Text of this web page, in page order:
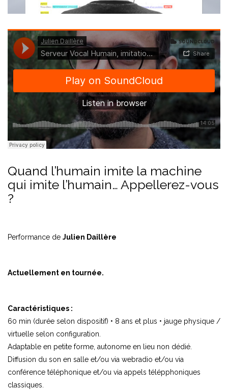
Quand l’humain imite la machine
qui imite l’humain… Appellerez-vous
?
Performance de Julien Daillère
Actuellement en tournée.
Caractéristiques :
60 min (durée selon dispositif) • 8 ans et plus • jauge physique /
virtuelle selon configuration.
Adaptable en petite forme, autonome en lieu non dédié.
Diffusion du son en salle et/ou via webradio et/ou via
conférence téléphonique et/ou via appels télépphoniques
classiques.